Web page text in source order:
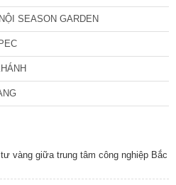
SEASON GARDEN
vàng giữa trung tâm công nghiệp Bắc